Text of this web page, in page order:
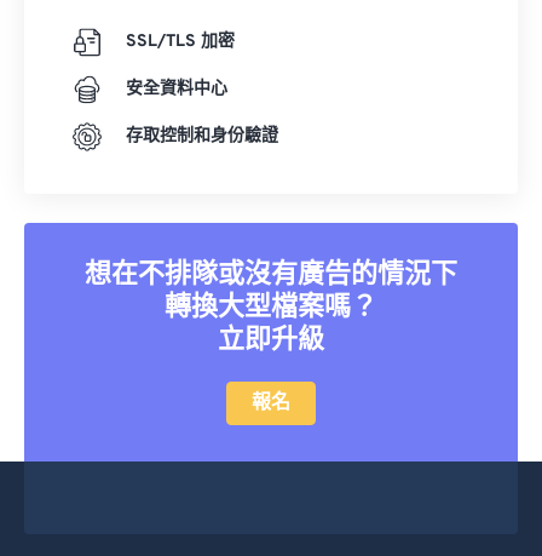
SSL/TLS 加密
安全資料中心
存取控制和身份驗證
想在不排隊或沒有廣告的情況下
轉換大型檔案嗎？
立即升級
報名